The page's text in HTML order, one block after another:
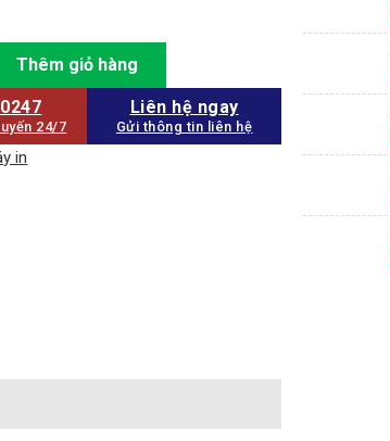
sắc Brother HL-5450DN quantity
Thêm giỏ hàng
24/7
Liên hệ ngay
Gửi thông tin liên hệ
in